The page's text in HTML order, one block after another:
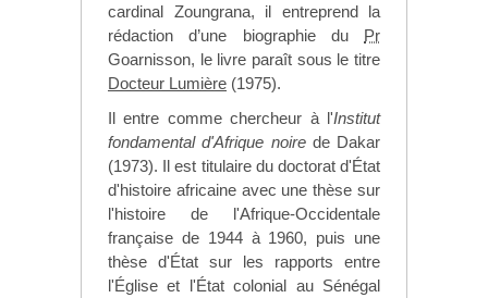
cardinal Zoungrana, il entreprend la
rédaction d’une biographie du Pr
Goarnisson, le livre paraît sous le titre
Docteur Lumière (1975).
Il entre comme chercheur à l'Institut
fondamental d'Afrique noirede Dakar
(1973). Il est titulaire du doctorat d'État
d'histoire africaine avec une thèse sur
l'histoire de l'Afrique-Occidentale
française de 1944 à 1960, puis une
thèse d'État sur les rapports entre
l'Église et l'État colonial au Sénégal